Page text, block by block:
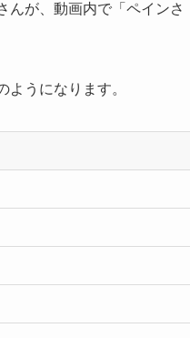
んが、動画内で「ペインさ
うになります。